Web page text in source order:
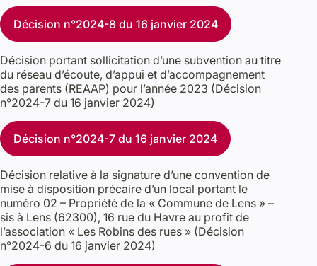
Décision n°2024-8 du 16 janvier 2024
Décision portant sollicitation d’une subvention au titre
du réseau d’écoute, d’appui et d’accompagnement
des parents (REAAP) pour l’année 2023 (Décision
n°2024-7 du 16 janvier 2024)
Décision n°2024-7 du 16 janvier 2024
Décision relative à la signature d’une convention de
mise à disposition précaire d’un local portant le
numéro 02 – Propriété de la « Commune de Lens » –
sis à Lens (62300), 16 rue du Havre au profit de
l’association « Les Robins des rues » (Décision
n°2024-6 du 16 janvier 2024)